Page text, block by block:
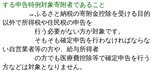
する申告特例対象寄附者であるこ と
→ふるさと納税の寄附金控除を受ける目的
以外で所得税や住民税の申告を
行う必要がない方が対象です。
そもそも確定申告を行わなければならな
い自営業者等の方や、給与所得者
の方でも医療費控除等で確定申告を行う
方などは対象となりません。